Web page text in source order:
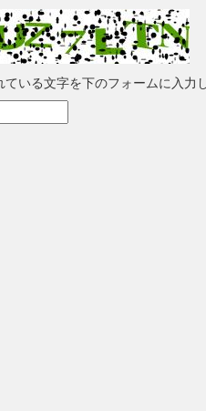
ている文字を下のフォームに入力